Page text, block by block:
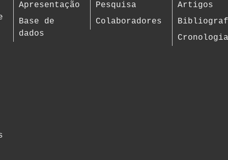
Apresentação
Base de
dados
Pesquisa
Colaboradores
Artigos